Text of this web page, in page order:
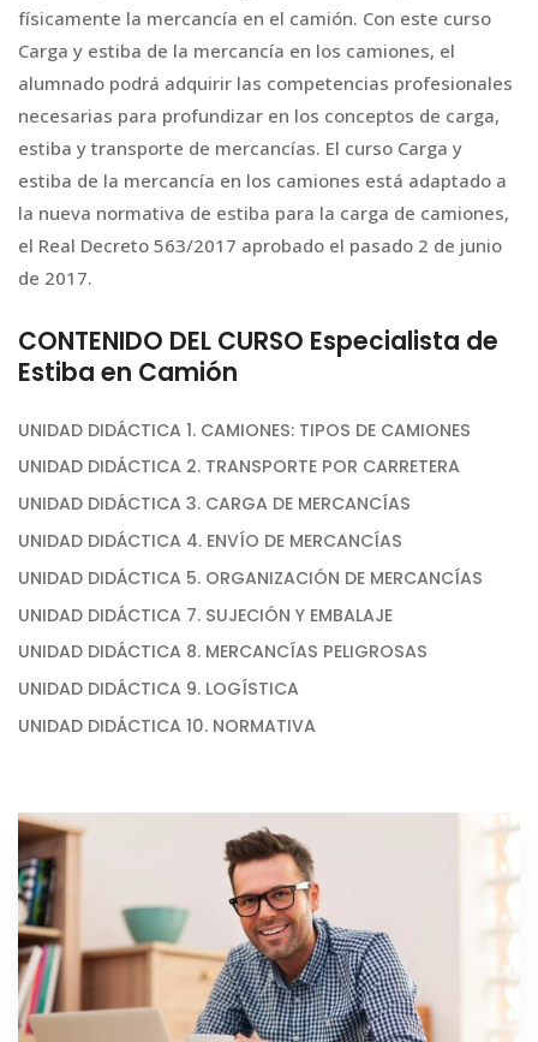
físicamente la mercancía en el camión. Con este curso
Carga y estiba de la mercancía en los camiones, el
alumnado podrá adquirir las competencias profesionales
necesarias para profundizar en los conceptos de carga,
estiba y transporte de mercancías. El curso Carga y
estiba de la mercancía en los camiones está adaptado a
la nueva normativa de estiba para la carga de camiones,
el Real Decreto 563/2017 aprobado el pasado 2 de junio
de 2017.
CONTENIDO DEL CURSO Especialista de
Estiba en Camión
UNIDAD DIDÁCTICA 1. CAMIONES: TIPOS DE CAMIONES
UNIDAD DIDÁCTICA 2. TRANSPORTE POR CARRETERA
UNIDAD DIDÁCTICA 3. CARGA DE MERCANCÍAS
UNIDAD DIDÁCTICA 4. ENVÍO DE MERCANCÍAS
UNIDAD DIDÁCTICA 5. ORGANIZACIÓN DE MERCANCÍAS
UNIDAD DIDÁCTICA 7. SUJECIÓN Y EMBALAJE
UNIDAD DIDÁCTICA 8. MERCANCÍAS PELIGROSAS
UNIDAD DIDÁCTICA 9. LOGÍSTICA
UNIDAD DIDÁCTICA 10. NORMATIVA